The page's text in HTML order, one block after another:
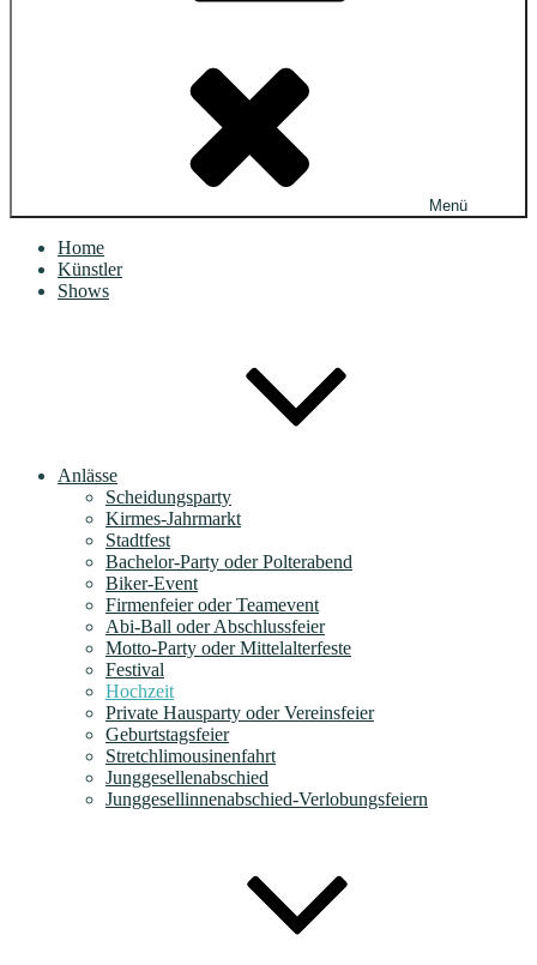
Menü
Home
Künstler
Shows
Anlässe
Scheidungsparty
Kirmes-Jahrmarkt
Stadtfest
Bachelor-Party oder Polterabend
Biker-Event
Firmenfeier oder Teamevent
Abi-Ball oder Abschlussfeier
Motto-Party oder Mittelalterfeste
Festival
Hochzeit
Private Hausparty oder Vereinsfeier
Geburtstagsfeier
Stretchlimousinenfahrt
Junggesellenabschied
Junggesellinnenabschied-Verlobungsfeiern